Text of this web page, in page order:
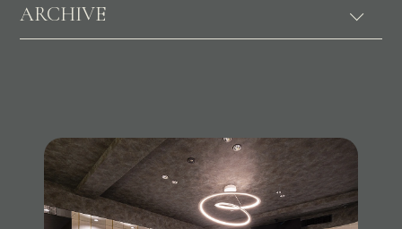
ARCHIVE